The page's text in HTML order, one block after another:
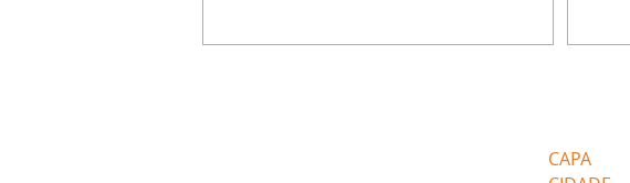
Max
assalto
CAPA